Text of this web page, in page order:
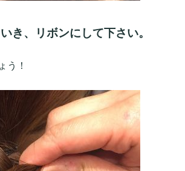
き、リボンにして下さい。
う！